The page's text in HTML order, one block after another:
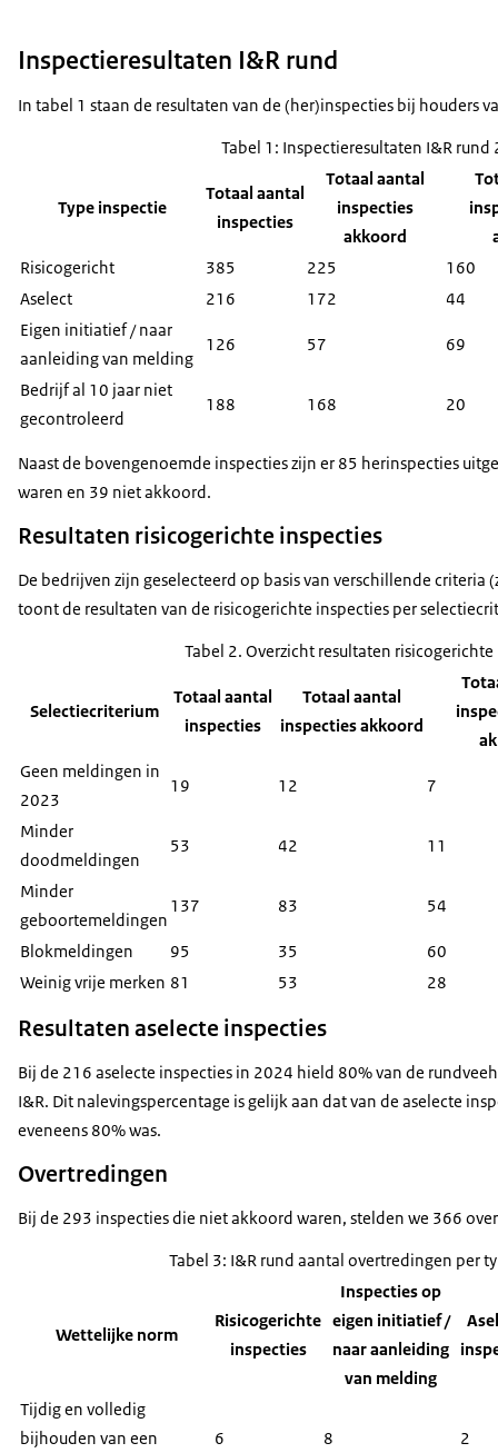
Inspectieresultaten I&R rund
In tabel 1 staan de resultaten van de (her)inspecties bij houders
Tabel 1: Inspectieresultaten I&R rund
Type inspectie
Totaal aantal
inspecties
Totaal aantal
inspecties
akkoord
Risicogericht
385 225
160
Aselect
216 172
44
Eigen initiatief / naar
aanleiding van melding
126 57 69
Bedrijf al 10 jaar niet
gecontroleerd
188 168 20
Naast de bovengenoemde inspecties zijn er 85 herinspecties
waren en 39 niet akkoord.
Resultaten risicogerichte inspecties
De bedrijven zijn geselecteerd op basis van verschillende criteria
toont de resultaten van de risicogerichte inspecties per
Tabel 2. Overzicht resultaten
Selectiecriterium
Totaal aantal
inspecties
Totaal aantal
inspecties akkoord
Geen meldingen in
2023
19 12 7
Minder
doodmeldingen
53 42 11
Minder
geboortemeldingen
137 83 54
Blokmeldingen 95 35
60
Weinig vrije merken 81 53 28
Resultaten aselecte inspecties
Bij de 216 aselecte inspecties in 2024 hield 80% van de
I&R. Dit nalevingspercentage is gelijk aan dat van de aselecte
eveneens 80% was.
Overtredingen
Bij de 293 inspecties die niet akkoord waren, stelden we 366
Tabel 3: I&R rund aantal overtredingen per
Wettelijke norm
Risicogerichte
inspecties
Inspecties op
eigen initiatief /
naar aanleiding
van melding
Tijdig en volledig
bijhouden van een
6 8 2